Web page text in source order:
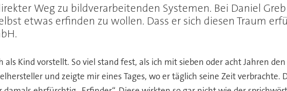
Weg zu bildverarbeitenden Systemen. Bei Daniel
etwas erfinden zu wollen. Dass er sich diesen Traum
Kind vorstellt. So viel stand fest, als ich mit sieben oder acht Jahren
und zeigte mir eines Tages, wo er täglich seine Zeit verbrachte.